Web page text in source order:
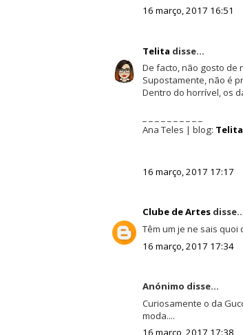
16 março, 2017 16:51
Telita disse...
De facto, não gosto de
Supostamente, não é
Dentro do horrível, os
Ana Teles | blog:
16 março, 2017 17:17
Clube de Artes
Têm um je ne sais quoi
16 março, 2017 17:34
Anónimo disse...
Curiosamente o da
moda....
16 março, 2017 17:38